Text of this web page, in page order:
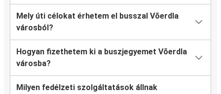
Mely úti célokat érhetem el busszal Võerdla
városból?
Hogyan fizethetem ki a buszjegyemet Võerdla
városba?
Milyen fedélzeti szolgáltatások állnak